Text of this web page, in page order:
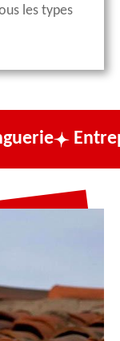
les types
de